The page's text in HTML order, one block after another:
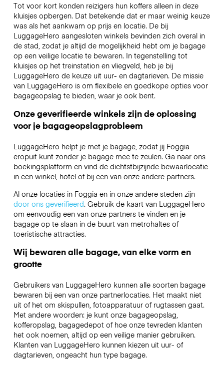
Tot voor kort konden reizigers hun koffers alleen in deze
kluisjes opbergen. Dat betekende dat er maar weinig keuze
was als het aankwam op prijs en locatie. De bij
LuggageHero aangesloten winkels bevinden zich overal in
de stad, zodat je altijd de mogelijkheid hebt om je bagage
op een veilige locatie te bewaren. In tegenstelling tot
kluisjes op het treinstation en vliegveld, heb je bij
LuggageHero de keuze uit uur- en dagtarieven. De missie
van LuggageHero is om flexibele en goedkope opties voor
bagageopslag te bieden, waar je ook bent.
Onze geverifieerde winkels zijn de oplossing
voor je bagageopslagprobleem
LuggageHero helpt je met je bagage, zodat jij Foggia
eropuit kunt zonder je bagage mee te zeulen. Ga naar ons
boekingsplatform en vind de dichtstbijzijnde bewaarlocatie
in een winkel, hotel of bij een van onze andere partners.
Al onze locaties in Foggia en in onze andere steden zijn
door ons geverifieerd. Gebruik de kaart van LuggageHero
om eenvoudig een van onze partners te vinden en je
bagage op te slaan in de buurt van metrohaltes of
toeristische attracties.
Wij bewaren alle bagage, van elke vorm en
grootte
Gebruikers van LuggageHero kunnen alle soorten bagage
bewaren bij een van onze partnerlocaties. Het maakt niet
uit of het om skispullen, fotoapparatuur of rugtassen gaat.
Met andere woorden: je kunt onze bagageopslag,
kofferopslag, bagagedepot of hoe onze tevreden klanten
het ook noemen, altijd op een veilige manier gebruiken.
Klanten van LuggageHero kunnen kiezen uit uur- of
dagtarieven, ongeacht hun type bagage.